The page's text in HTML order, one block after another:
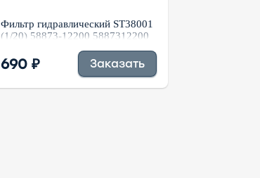
Фильтр гидравлический ST38001
(1/20) 58873-12200 5887312200
8943 H8943
690 ₽ Заказать